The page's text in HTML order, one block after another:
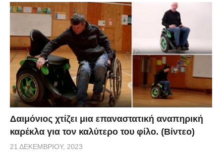
Δαιμόνιος χτίζει μια επαναστατική αναπηρική
καρέκλα για τον καλύτερο του φίλο. (Βίντεο)
21 ΔΕΚΕΜΒΡΊΟΥ, 2023